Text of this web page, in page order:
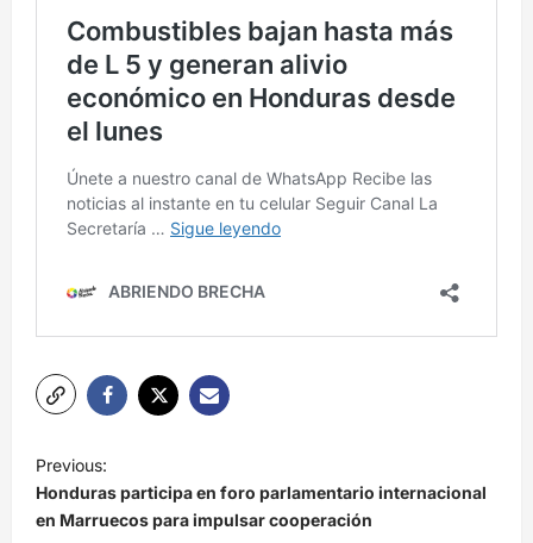
N
a
v
Previous:
Honduras participa en foro parlamentario internacional
en Marruecos para impulsar cooperación